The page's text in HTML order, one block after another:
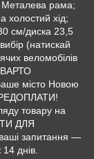
Металева рама;
холостий хід;
см/диска 23,5
(натискай
веломобілів
ВАРТО
місто Новою
товару на
ДЛЯ
запитання —
днів.